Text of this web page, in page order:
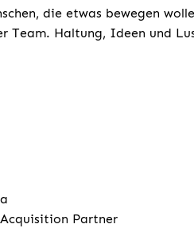
die etwas bewegen
Team. Haltung, Ideen und
Partner